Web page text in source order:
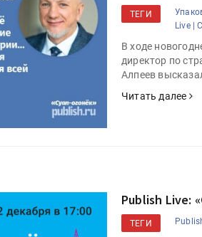
ТЕГИ
Live |
В ходе
директор по
Алпеев
Читать далее
Publish Live:
ТЕГИ
полноцветный гибридный УФ/3D-